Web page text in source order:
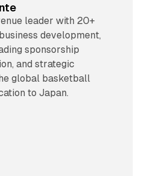
leader with 20+
development,
sponsorship
and strategic
global basketball
to Japan.